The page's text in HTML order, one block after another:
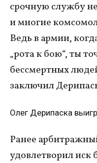
срочную службу
и многие
Ведь в армии,
„рота к бою“, ты
бессмертных
заключил
Олег Дерипаска
Ранее
удовлетворил иск